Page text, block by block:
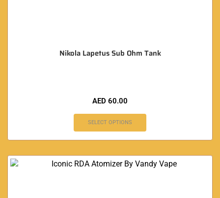
Nikola Lapetus Sub Ohm Tank
AED 60.00
SELECT OPTIONS